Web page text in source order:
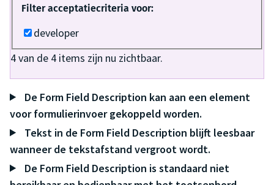
Filter acceptatiecriteria voor:
developer
4van de 4 items zijn nu zichtbaar.
De Form Field Description kan aan een element
voor formulierinvoer gekoppeld worden.
Tekst in de Form Field Description blijft leesbaar
wanneer de tekstafstand vergroot wordt.
De Form Field Description is standaard niet